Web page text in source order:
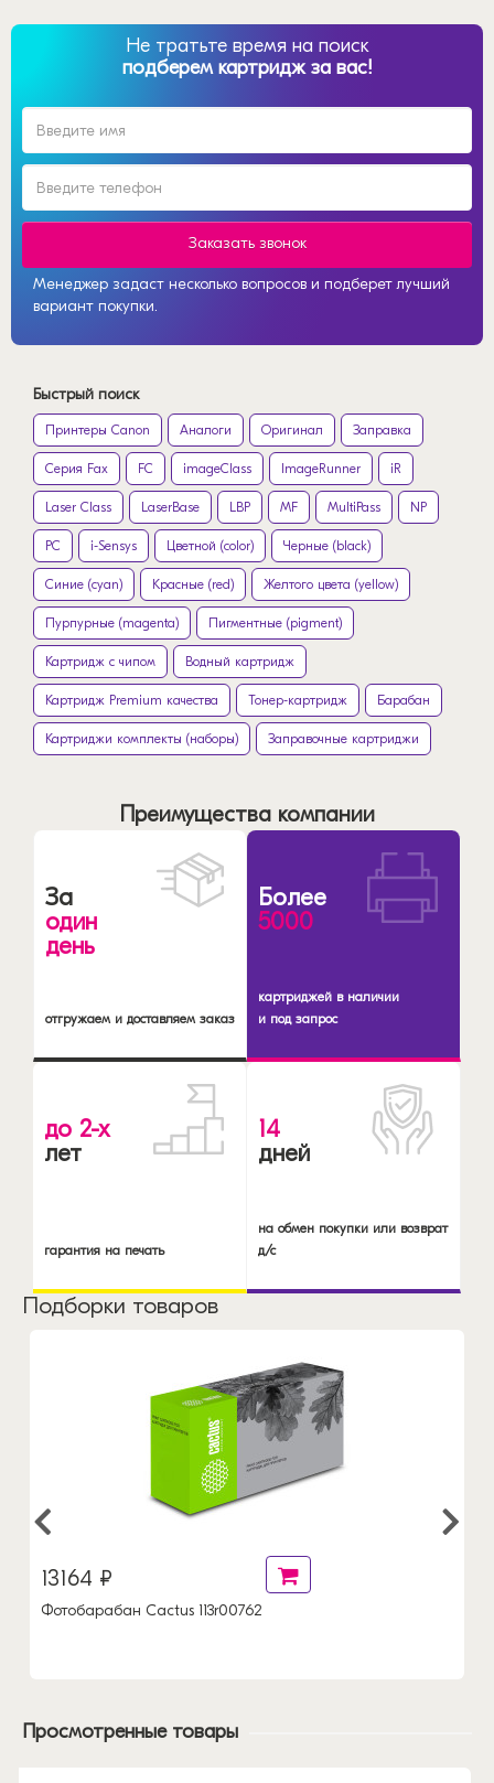
Не тратьте время на поиск
подберем картридж за вас!
Заказать звонок
Менеджер задаст несколько вопросов и подберет лучший
вариант покупки.
Быстрый поиск
Принтеры Canon Аналоги Оригинал Заправка
Серия Fax FC imageClass ImageRunner iR
Laser Class LaserBase LBP MF MultiPass NP
PC i-Sensys Цветной (color) Черные (black)
Синие (cyan) Красные (red) Желтого цвета (yellow)
Пурпурные (magenta) Пигментные (pigment)
Картридж с чипом Водный картридж
Картридж Premium качества Тонер-картридж Барабан
Картриджи комплекты (наборы) Заправочные картриджи
Преимущества компании
За
один
день
отгружаем и доставляем заказ
Более
5000
картриджей в наличии
и под запрос
до 2-х
лет
гарантия на печать
14
дней
на обмен покупки или возврат
д/с
Подборки товаров
13164 ₽
Фотобарабан Cactus 113r00762
Просмотренные товары